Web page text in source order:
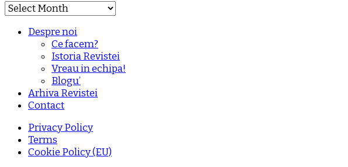
Masina
timpului
Despre noi
Ce facem?
Istoria Revistei
Vreau in echipa!
Blogu’
Arhiva Revistei
Contact
Privacy Policy
Terms
Cookie Policy (EU)